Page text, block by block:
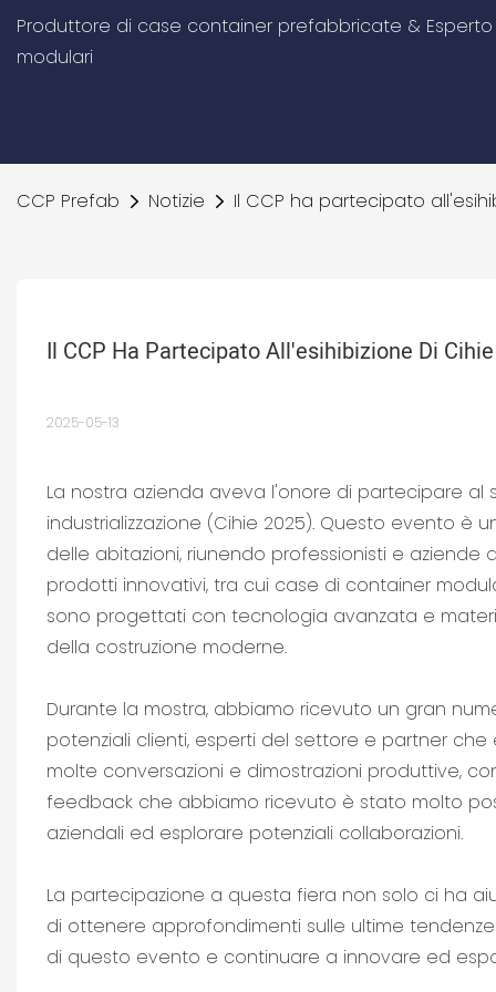
Produttore di case container prefabbricate &
modulari
CCP Prefab Notizie Il CCP ha partecipato
Il CCP Ha Partecipato All'esihibizione Di
2025-05-13
La nostra azienda aveva l'onore di partecipare al
industrializzazione (Cihie 2025). Questo evento è
delle abitazioni, riunendo professionisti e
prodotti innovativi, tra cui case di container
sono progettati con tecnologia avanzata e
della costruzione moderne.
Durante la mostra, abbiamo ricevuto un gran
potenziali clienti, esperti del settore e partner
molte conversazioni e dimostrazioni produttive,
feedback che abbiamo ricevuto è stato molto
aziendali ed esplorare potenziali collaborazioni.
La partecipazione a questa fiera non solo ci ha
di ottenere approfondimenti sulle ultime
di questo evento e continuare a innovare ed